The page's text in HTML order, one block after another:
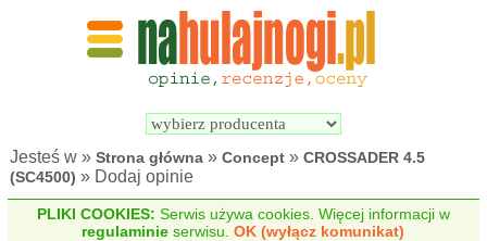
Wyszukiwarka
elektrycznych
Jesteś w »Strona główna »Concept »CROSSADER 4.5
(SC4500) » Dodaj opinie
PLIKI COOKIES: Serwis używa cookies. Więcej informacji w
regulaminie serwisu.OK (wyłącz komunikat)